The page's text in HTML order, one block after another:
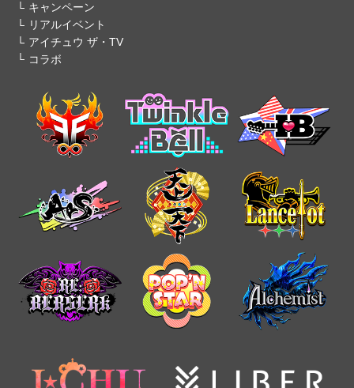
キャンペーン
リアルイベント
アイチュウ ザ・TV
コラボ